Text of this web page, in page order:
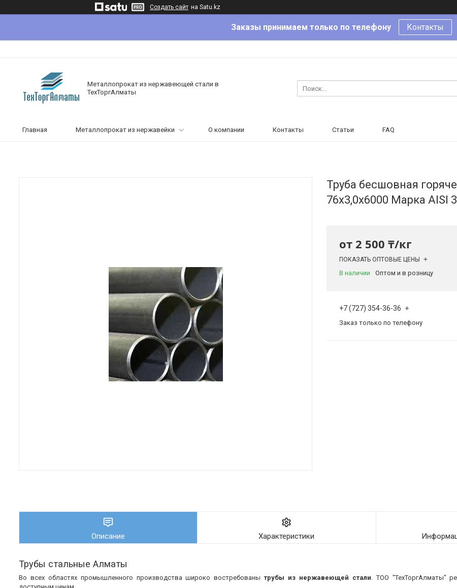
Создать сайт на Satu.kz
Заказы принимаем только по телефону Контакты
Металлопрокат из нержавеющей стали в
ТехТоргАлматы
Главная Металлопрокат из нержавейки О компании Контакты Статьи FAQ
Труба бесшовная
76х3,0х6000 Марка AISI
от 2 500 ₸/кг
ПОКАЗАТЬ ОПТОВЫЕ ЦЕНЫ
В наличии Оптом и в розницу
+7 (727) 354-36-36
Заказ только по телефону
Описание Характеристики
Трубы стальные Алматы
Во всех областях промышленного производства широко востребованытрубы из нержавеющей стали. ТОО "ТехТоргАлматы"